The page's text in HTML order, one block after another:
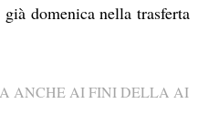
domenica nella trasferta
ANCHE AI FINI DELLA AI